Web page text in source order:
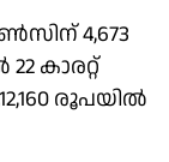
4,673
കാരറ്റ്
രൂപയിൽ